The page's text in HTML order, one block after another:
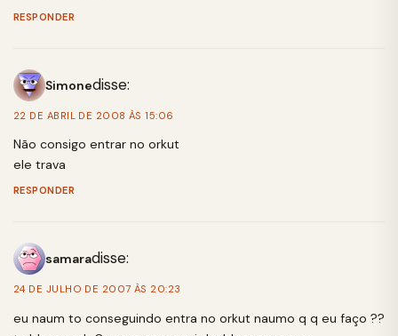
RESPONDER
Simonedisse:
22 DE ABRIL DE 2008 ÀS 15:06
Não consigo entrar no orkut
ele trava
RESPONDER
samaradisse:
24 DE JULHO DE 2007 ÀS 20:23
eu naum to conseguindo entra no orkut naumo q q eu faço ??